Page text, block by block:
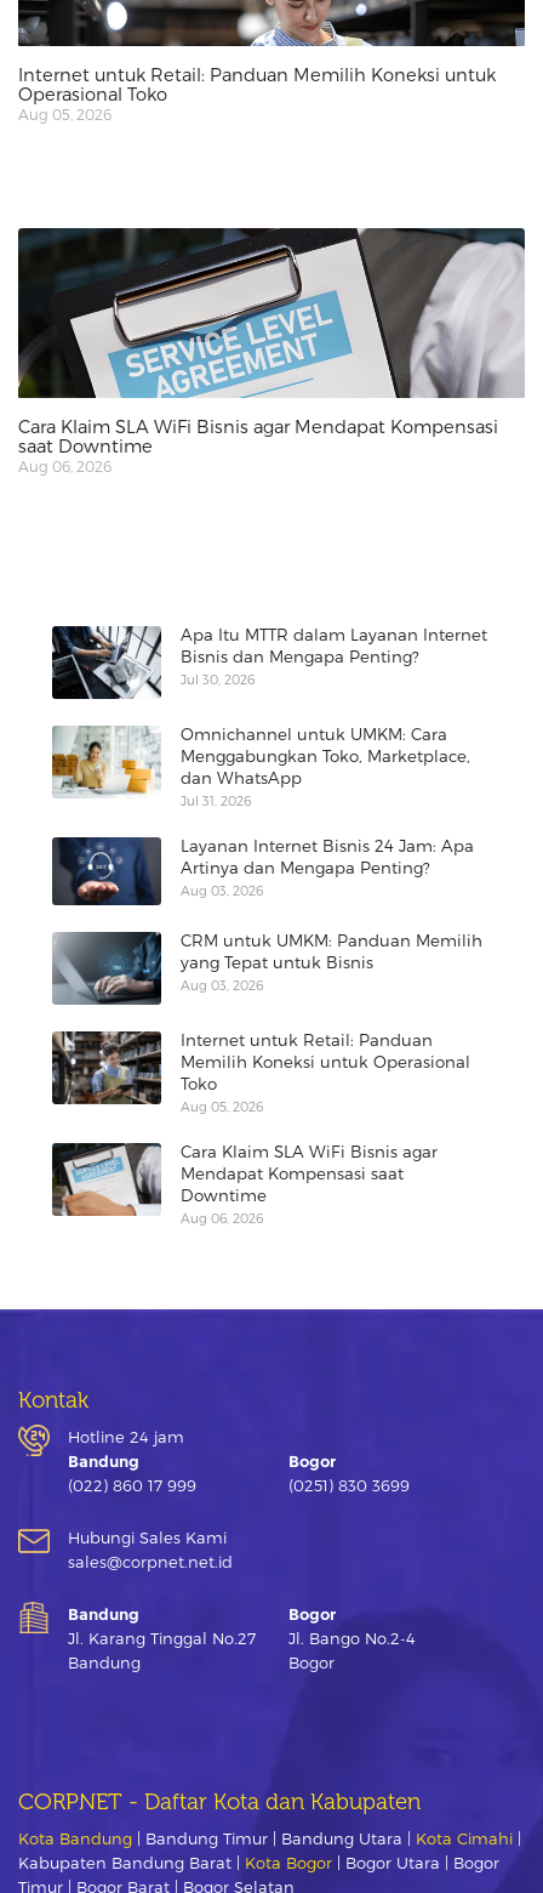
Internet untuk Retail: Panduan Memilih Koneksi untuk
Operasional Toko
Aug 05, 2026
Cara Klaim SLA WiFi Bisnis agar Mendapat Kompensasi
saat Downtime
Aug 06, 2026
Apa Itu MTTR dalam Layanan Internet
Bisnis dan Mengapa Penting?
Jul 30, 2026
Omnichannel untuk UMKM: Cara
Menggabungkan Toko, Marketplace,
dan WhatsApp
Jul 31, 2026
Layanan Internet Bisnis 24 Jam: Apa
Artinya dan Mengapa Penting?
Aug 03, 2026
CRM untuk UMKM: Panduan Memilih
yang Tepat untuk Bisnis
Aug 03, 2026
Internet untuk Retail: Panduan
Memilih Koneksi untuk Operasional
Toko
Aug 05, 2026
Cara Klaim SLA WiFi Bisnis agar
Mendapat Kompensasi saat
Downtime
Aug 06, 2026
Kontak
Hotline 24 jam
Bandung
(022) 860 17 999
Bogor
(0251) 830 3699
Hubungi Sales Kami
sales@corpnet.net.id
Bandung
Jl. Karang Tinggal No.27
Bandung
Bogor
Jl. Bango No.2-4
Bogor
CORPNET - Daftar Kota dan Kabupaten
Kota Bandung | Bandung Timur | Bandung Utara | Kota Cimahi
Kabupaten Bandung Barat | Kota Bogor | Bogor Utara | Bogor
Timur | Bogor Barat | Bogor Selatan